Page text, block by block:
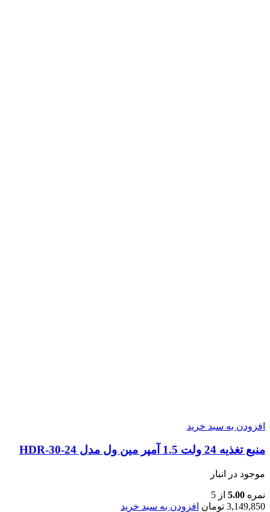
افزودن به سبد خرید
منبع تغذیه 24 ولت 1.5 آمپر مین ول مدل HDR-30-24
موجود در انبار
نمره 5.00 از 5
3,149,850 تومان افزودن به سبد خرید